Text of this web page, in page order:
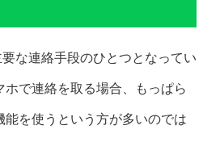
な連絡手段のひとつとなってい
で連絡を取る場合、もっぱら
能を使うという方が多いのでは